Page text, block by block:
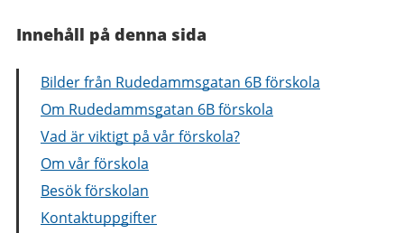
Innehåll på denna sida
Bilder från Rudedammsgatan 6B förskola
Om Rudedammsgatan 6B förskola
Vad är viktigt på vår förskola?
Om vår förskola
Besök förskolan
Kontaktuppgifter